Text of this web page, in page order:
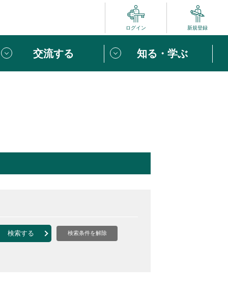
ログイン 新規登録
めての方へ
のVOICE
交流する 知る・学ぶ
ュー
の一歩
ニュース（外部記事）
検索する 検索条件を解除